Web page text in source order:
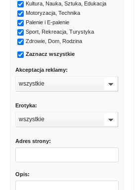
Kultura, Nauka, Sztuka, Edukacja
Motoryzacja, Technika
Palenie i E-palenie
Sport, Rekreacja, Turystyka
Zdrowie, Dom, Rodzina
Zaznacz wszystkie
Akceptacja reklamy:
wszystkie
Erotyka:
wszystkie
Adres strony:
Opis: